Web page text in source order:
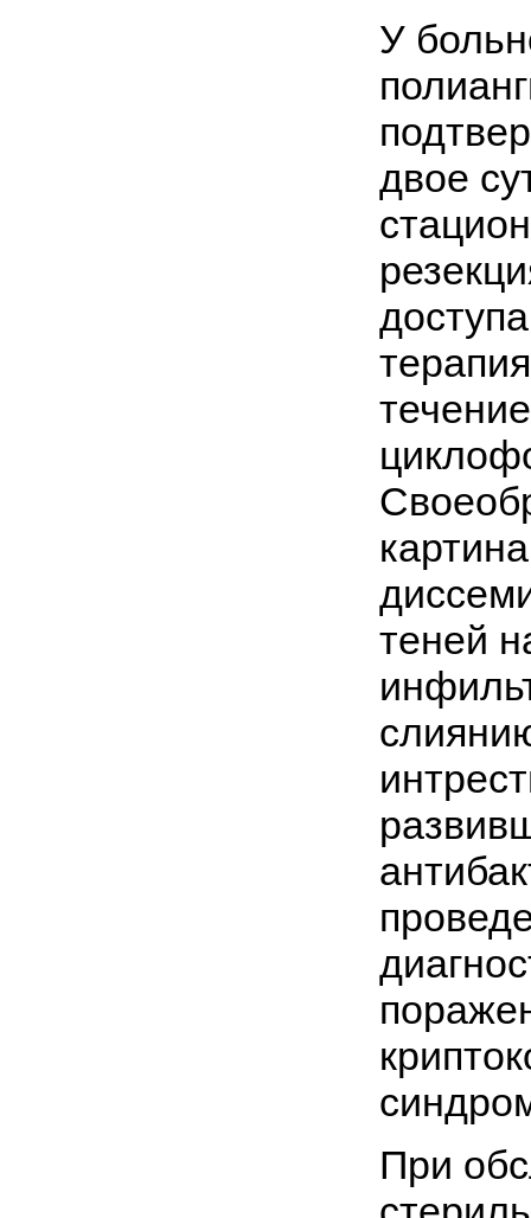
У
двое
теней
При